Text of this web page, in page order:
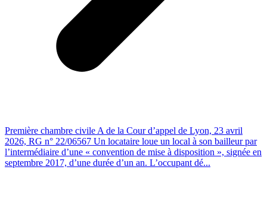
Première chambre civile A de la Cour d’appel de Lyon, 23 avril
2026, RG n° 22/06567 Un locataire loue un local à son bailleur par
l’intermédiaire d’une « convention de mise à disposition », signée en
septembre 2017, d’une durée d’un an. L’occupant dé...